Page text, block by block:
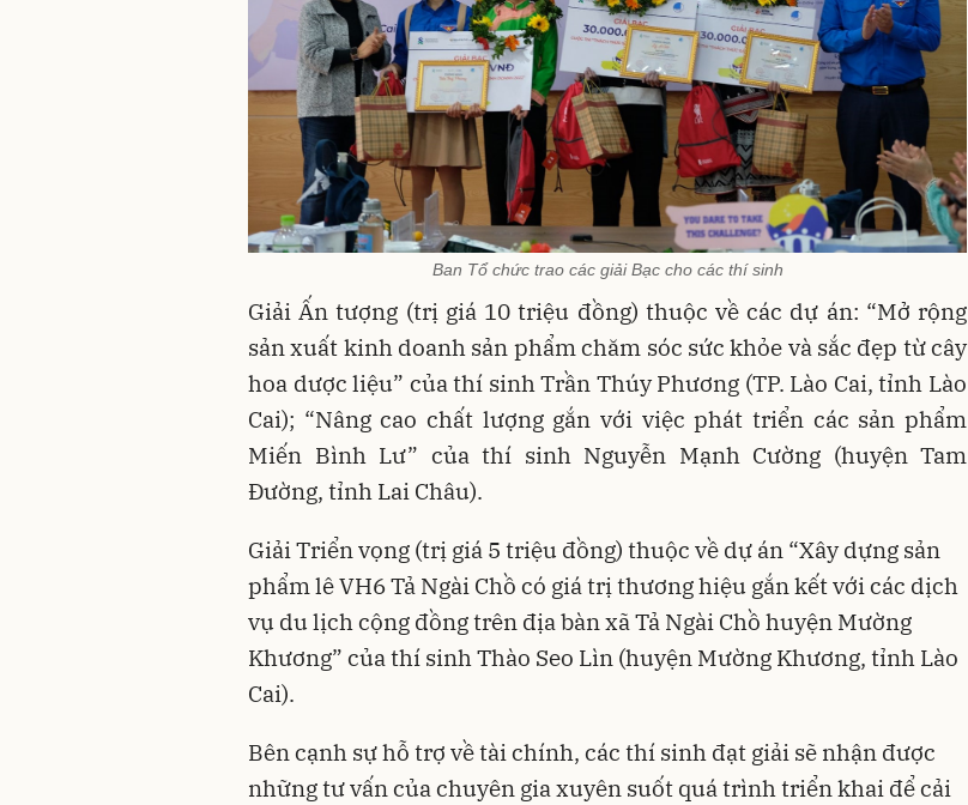
Ban Tổ chức trao các giải Bạc cho các thí sinh
Giải Ấn tượng (trị giá 10 triệu đồng) thuộc về các dự án: “Mở rộng
sản xuất kinh doanh sản phẩm chăm sóc sức khỏe và sắc đẹp từ cây
hoa dược liệu” của thí sinh Trần Thúy Phương (TP. Lào Cai, tỉnh Lào
Cai); “Nâng cao chất lượng gắn với việc phát triển các sản phẩm
Miến Bình Lư” của thí sinh Nguyễn Mạnh Cường (huyện Tam
Đường, tỉnh Lai Châu).
Giải Triển vọng (trị giá 5 triệu đồng) thuộc về dự án “Xây dựng sản
phẩm lê VH6 Tả Ngài Chồ có giá trị thương hiệu gắn kết với các dịch
vụ du lịch cộng đồng trên địa bàn xã Tả Ngài Chồ huyện Mường
Khương” của thí sinh Thào Seo Lìn (huyện Mường Khương, tỉnh Lào
Cai).
Bên cạnh sự hỗ trợ về tài chính, các thí sinh đạt giải sẽ nhận được
những tư vấn của chuyên gia xuyên suốt quá trình triển khai để cải